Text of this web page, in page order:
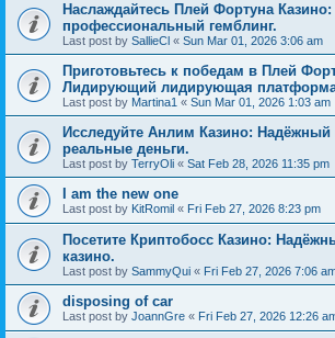
Наслаждайтесь Плей Фортуна
профессиональный гемблинг.
Last post by SallieCl « Sun Mar 01, 2026 3:06 am
Приготовьтесь к победам в Плей
Лидирующий лидирующая платформа
Last post by Martina1 « Sun Mar 01, 2026 1:03 am
Исследуйте Анлим Казино:
реальные деньги.
Last post by TerryOli « Sat Feb 28, 2026 11:35 pm
I am the new one
Last post by KitRomil « Fri Feb 27, 2026 8:23 pm
Посетите Криптобосс Казино:
казино.
Last post by SammyQui « Fri Feb 27, 2026 7:06
disposing of car
Last post by JoannGre « Fri Feb 27, 2026 12:26